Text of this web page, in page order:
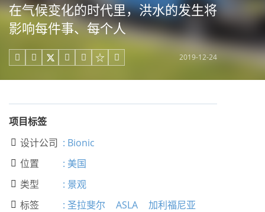
在气候变化的时代里，洪水的发生将
影响每件事、每个人
     2019-12-24
项目标签
 设计公司 : Bionic
 位置 : 美国
 类型 : 景观
 标签 : 圣拉斐尔 ASLA 加利福尼亚